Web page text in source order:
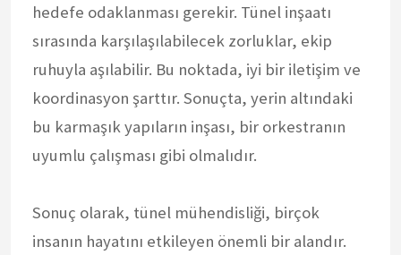
hedefe odaklanması gerekir. Tünel inşaatı
sırasında karşılaşılabilecek zorluklar, ekip
ruhuyla aşılabilir. Bu noktada, iyi bir iletişim ve
koordinasyon şarttır. Sonuçta, yerin altındaki
bu karmaşık yapıların inşası, bir orkestranın
uyumlu çalışması gibi olmalıdır.
Sonuç olarak, tünel mühendisliği, birçok
insanın hayatını etkileyen önemli bir alandır.